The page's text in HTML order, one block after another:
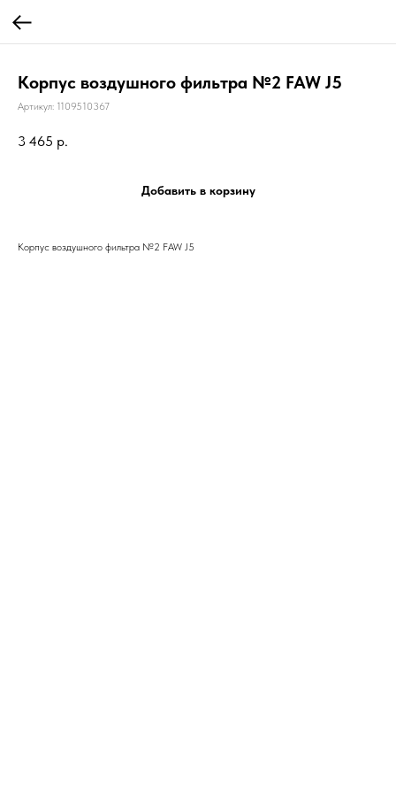
Корпус воздушного фильтра №2 FAW J5
Артикул: 1109510367
3 465 р.
Добавить в корзину
Корпус воздушного фильтра №2 FAW J5